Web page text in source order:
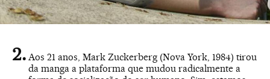
Aos 21 anos, Mark Zuckerberg (Nova York, 1984) tirou
da manga a plataforma que mudou radicalmente a